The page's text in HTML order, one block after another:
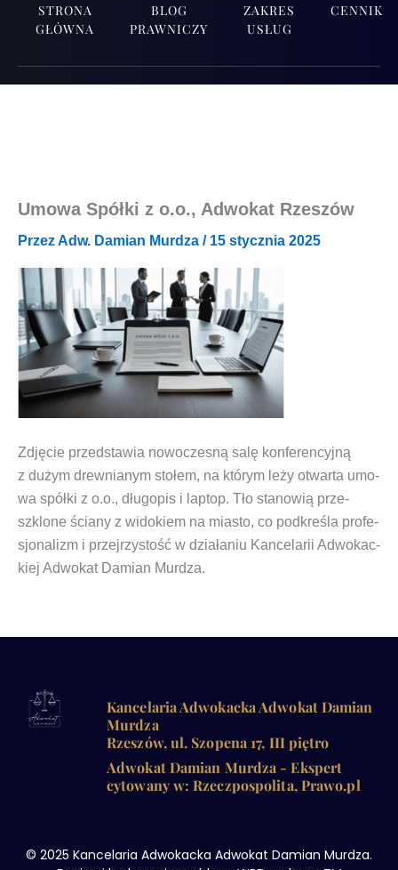
STRONA
GŁÓWNA
BLOG
PRAWNICZY
ZAKRES
USŁUG
CENNIK
Umowa Spółki z o.o., Adwokat Rzeszów
PrzezAdw. Damian Murdza / 15 stycznia 2025
Zdję­cie przed­sta­wia nowo­cze­sną salę kon­fe­ren­cyj­ną
z dużym drew­nia­nym sto­łem, na któ­rym leży otwar­ta umo­
wa spół­ki z o.o., dłu­go­pis i lap­top. Tło sta­no­wią prze­
szklo­ne ścia­ny z wido­kiem na mia­sto, co pod­kre­śla pro­fe­
sjo­na­lizm i przej­rzy­stość w dzia­ła­niu Kan­ce­la­rii Adwo­kac­
kiej Adwo­kat Damian Murdza.
Kancelaria Adwokacka Adwokat Damian
Murdza
Rzeszów, ul. Szopena 17, III piętro
Adwokat Damian Murdza - Ekspert
cytowany w: Rzeczpospolita, Prawo.pl
© 2025 Kancelaria Adwokacka Adwokat Damian Murdza.